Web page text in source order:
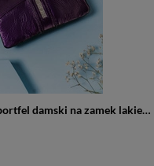
Duży skórzany portfel damski na zamek lakierowany fioletowy - Lorenti 76121-MSD